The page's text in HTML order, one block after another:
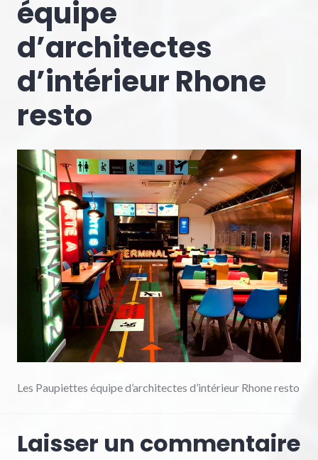
équipe
d’architectes
d’intérieur Rhone
resto
Les Paupiettes équipe d’architectes d’intérieur Rhone resto
Laisser un commentaire